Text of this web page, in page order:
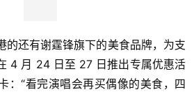
的还有谢霆锋旗下的美食品牌，为支
4 月 24 日至 27 日推出专属优惠活
：“看完演唱会再买偶像的美食，四